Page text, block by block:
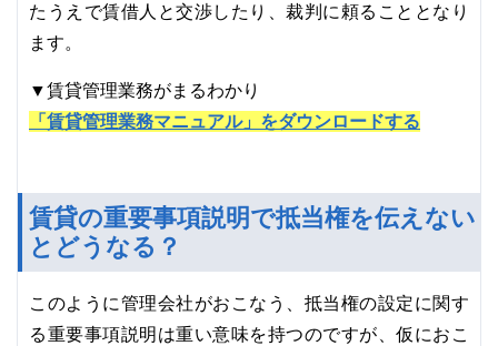
たうえで賃借人と交渉したり、裁判に頼ることとなり
ます。
▼賃貸管理業務がまるわかり
「賃貸管理業務マニュアル」をダウンロードする
賃貸の重要事項説明で抵当権を伝えない
とどうなる？
このように管理会社がおこなう、抵当権の設定に関す
る重要事項説明は重い意味を持つのですが、仮におこ